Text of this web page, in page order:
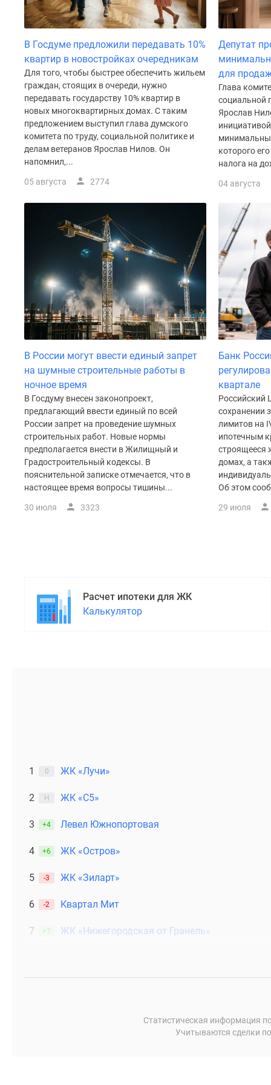
новостроек
Субсидированная
застройщиком
Rutube
Программа
реновации
Новостройки
Рассрочка
Траншевая
коттеджи
поселки
Москве
Готовые
коттеджные
поселки
Строящиеся
коттеджные
поселки
В Госдуме предложили передавать 10%
квартир в новостройках очередникам
Для того, чтобы быстрее обеспечить жильем
граждан, стоящих в очереди, нужно
передавать государству 10% квартир в
новых многоквартирных домах. С таким
предложением выступил глава думского
комитета по труду, социальной политике и
делам ветеранов Ярослав Нилов. Он
напомнил,...
05 августа 2774
Депутат
для
Глава
социальной
Ярослав
которого
налога на
04 августа
В России могут ввести единый запрет
на шумные строительные работы в
ночное время
В Госдуму внесен законопроект,
предлагающий ввести единый по всей
России запрет на проведение шумных
строительных работ. Новые нормы
предполагается внести в Жилищный и
Градостроительный кодексы. В
пояснительной записке отмечается, что в
настоящее время вопросы тишины...
30 июля 3323
Банк
квартале
Российский
сохранении
лимитов на
ипотечным
строящееся
домах, а
Об этом
29 июля
Расчет ипотеки для ЖК
Калькулятор
1 0 ЖК «Лучи»
2 Н ЖК «С5»
3 +4 Левел Южнопортовая
4 +6 ЖК «Остров»
5 -3 ЖК «Зиларт»
6 -2 Квартал Мит
7 +7 ЖК «Нижегородская от Гранель»
Статистическая информация
Учитываются сделки